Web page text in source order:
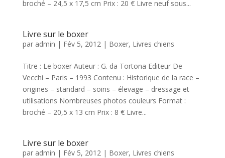
broché – 24,5 x 17,5 cm Prix : 20 € Livre neuf sous...
Livre sur le boxer
par admin | Fév 5, 2012| Boxer, Livres chiens
Titre : Le boxer Auteur : G. da Tortona Editeur De
Vecchi – Paris – 1993 Contenu : Historique de la race –
origines – standard – soins – élevage – dressage et
utilisations Nombreuses photos couleurs Format :
broché – 20,5 x 13 cm Prix : 8 € Livre...
Livre sur le boxer
par admin | Fév 5, 2012| Boxer, Livres chiens